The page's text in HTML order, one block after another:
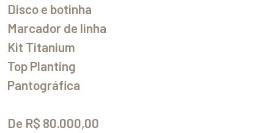
Disco e botinha
Marcador de linha
Kit Titanium
Top Planting
Pantográfica
De R$ 80.000,00